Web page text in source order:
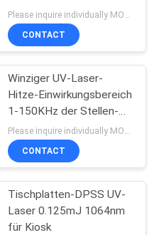
Please inquire individually MOQ:1
CONTACT
Winziger UV-Laser-
Hitze-Einwirkungsbereich
1-150KHz der Stellen-
3W DPSS
Please inquire individually MOQ:1
CONTACT
Tischplatten-DPSS UV-
Laser 0.125mJ 1064nm
für Kiosk